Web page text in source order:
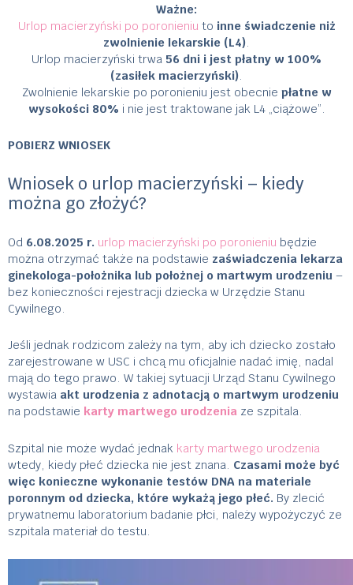
Ważne:
Urlop macierzyński po poronieniu to inne świadczenie niż
zwolnienie lekarskie (L4).
Urlop macierzyński trwa 56 dni i jest płatny w 100%
(zasiłek macierzyński).
Zwolnienie lekarskie po poronieniu jest obecnie płatne w
wysokości 80% i nie jest traktowane jak L4 „ciążowe”.
POBIERZ WNIOSEK
Wniosek o urlop macierzyński – kiedy
można go złożyć?
Od 6.08.2025 r. urlop macierzyński po poronieniu będzie
można otrzymać także na podstawie zaświadczenia lekarza
ginekologa-położnika lub położnej o martwym urodzeniu –
bez konieczności rejestracji dziecka w Urzędzie Stanu
Cywilnego.
Jeśli jednak rodzicom zależy na tym, aby ich dziecko zostało
zarejestrowane w USC i chcą mu oficjalnie nadać imię, nadal
mają do tego prawo. W takiej sytuacji Urząd Stanu Cywilnego
wystawia akt urodzenia z adnotacją o martwym urodzeniu
na podstawie karty martwego urodzeniaze szpitala.
Szpital nie może wydać jednak karty martwego urodzenia
wtedy, kiedy płeć dziecka nie jest znana. Czasami może być
więc konieczne wykonanie testów DNA na materiale
poronnym od dziecka, które wykażą jego płeć. By zlecić
prywatnemu laboratorium badanie płci, należy wypożyczyć ze
szpitala materiał do testu.